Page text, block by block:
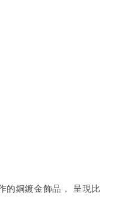
的銅鍍金飾品， 呈現比